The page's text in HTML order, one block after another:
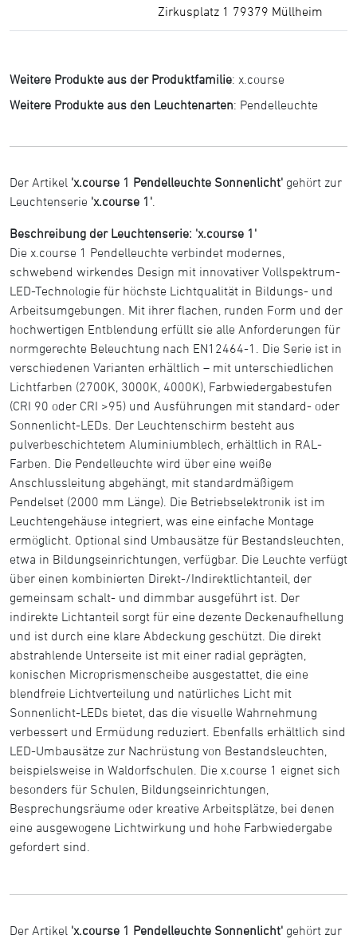
Zirkusplatz 1 79379 Müllheim
Weitere Produkte aus der Produktfamilie: x.course
Weitere Produkte aus den Leuchtenarten: Pendelleuchte
Der Artikel 'x.course 1 Pendelleuchte Sonnenlicht' gehört zur
Leuchtenserie 'x.course 1'
Beschreibung der Leuchtenserie: 'x.course 1'
Die x.course 1 Pendelleuchte verbindet modernes,
schwebend wirkendes Design mit innovativer Vollspektrum-
LED-Technologie für höchste Lichtqualität in Bildungs- und
Arbeitsumgebungen. Mit ihrer flachen, runden Form und der
hochwertigen Entblendung erfüllt sie alle Anforderungen für
normgerechte Beleuchtung nach EN12464-1. Die Serie ist in
verschiedenen Varianten erhältlich – mit unterschiedlichen
Lichtfarben (2700K, 3000K, 4000K), Farbwiedergabestufen
(CRI 90 oder CRI >95) und Ausführungen mit standard- oder
Sonnenlicht-LEDs. Der Leuchtenschirm besteht aus
pulverbeschichtetem Aluminiumblech, erhältlich in RAL-
Farben. Die Pendelleuchte wird über eine weiße
Anschlussleitung abgehängt, mit standardmäßigem
Pendelset (2000 mm Länge). Die Betriebselektronik ist im
Leuchtengehäuse integriert, was eine einfache Montage
ermöglicht. Optional sind Umbausätze für Bestandsleuchten,
etwa in Bildungseinrichtungen, verfügbar. Die Leuchte verfügt
über einen kombinierten Direkt-/Indirektlichtanteil, der
gemeinsam schalt- und dimmbar ausgeführt ist. Der
indirekte Lichtanteil sorgt für eine dezente Deckenaufhellung
und ist durch eine klare Abdeckung geschützt. Die direkt
abstrahlende Unterseite ist mit einer radial geprägten,
konischen Microprismenscheibe ausgestattet, die eine
blendfreie Lichtverteilung und natürliches Licht mit
Sonnenlicht-LEDs bietet, das die visuelle Wahrnehmung
verbessert und Ermüdung reduziert. Ebenfalls erhältlich sind
LED-Umbausätze zur Nachrüstung von Bestandsleuchten,
beispielsweise in Waldorfschulen. Die x.course 1 eignet sich
besonders für Schulen, Bildungseinrichtungen,
Besprechungsräume oder kreative Arbeitsplätze, bei denen
eine ausgewogene Lichtwirkung und hohe Farbwiedergabe
gefordert sind.
Der Artikel 'x.course 1 Pendelleuchte Sonnenlicht' gehört zur